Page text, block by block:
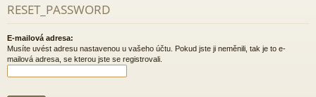
RESET_PASSWORD
E-mailová adresa:
Musíte uvést adresu nastavenou u vašeho účtu. Pokud jste ji neměnili, tak je to e-
mailová adresa, se kterou jste se registrovali.